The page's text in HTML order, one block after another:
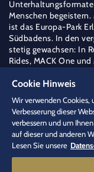
Menschen
ist das Europa-Park
Südbadens. In den
stetig gewachsen: In
Rides, MACK One
weite Welt ist mein
Mehr über die
jobs[at]
+49 (0) 7822
Cookie Hinweis
Wir verwenden Cookies,
Verbesserung dieser
verbessern und um
auf dieser und anderen
Lesen Sie unsere